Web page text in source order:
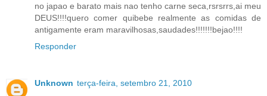
no japao e barato mais nao tenho carne seca,rsrsrrs,ai meu
DEUS!!!!quero comer quibebe realmente as comidas de
antigamente eram maravilhosas,saudades!!!!!!!bejao!!!!
Responder
Unknown terça-feira, setembro 21, 2010